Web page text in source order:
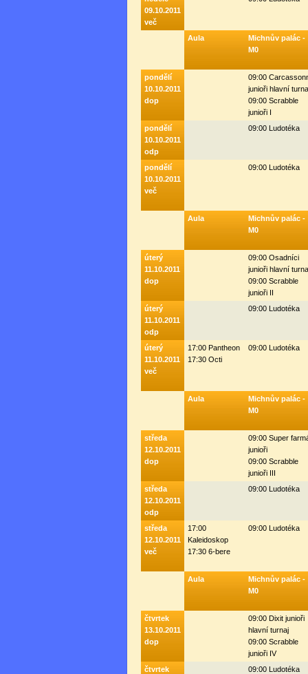
09.10.2011
več
Aula
Michnův palác -
M0
pondělí
10.10.2011
dop
09:00
junioři hlavní
09:00 Scrabble
junioři I
pondělí
10.10.2011
odp
09:00 Ludotéka
pondělí
10.10.2011
več
09:00 Ludotéka
Aula
Michnův palác -
M0
úterý
11.10.2011
dop
09:00 Osadníci
junioři hlavní
09:00 Scrabble
junioři II
úterý
11.10.2011
odp
09:00 Ludotéka
úterý
11.10.2011
več
17:00 Pantheon
17:30 Octi
09:00 Ludotéka
Aula
Michnův palác -
M0
středa
12.10.2011
dop
09:00 Super
junioři
09:00 Scrabble
junioři III
středa
12.10.2011
odp
09:00 Ludotéka
středa
12.10.2011
več
17:00
Kaleidoskop
17:30 6-bere
09:00 Ludotéka
Aula
Michnův palác -
M0
čtvrtek
13.10.2011
dop
09:00 Dixit junioři
hlavní turnaj
09:00 Scrabble
junioři IV
čtvrtek
09:00 Ludotéka